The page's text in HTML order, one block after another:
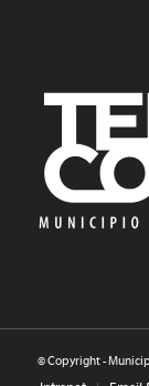
© Copyright -